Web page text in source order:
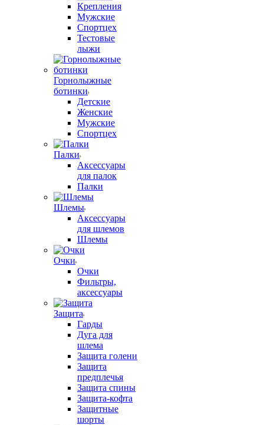
Крепления
Мужские
Спортцех
Тестовые
лыжи
Горнолыжные
ботинки
Детские
Женские
Мужские
Спортцех
Палки
Аксессуары
для палок
Палки
Шлемы
Аксессуары
для шлемов
Шлемы
Очки
Очки
Фильтры,
аксессуары
Защита
Гарды
Дуга для
шлема
Защита голени
Защита
предплечья
Защита спины
Защита-кофта
Защитные
шорты